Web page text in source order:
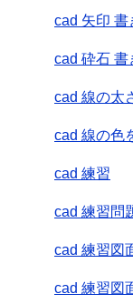
cad 矢印 書
cad 砕石 書
cad 線の太
cad 線の色
cad 練習
cad 練習問
cad 練習図
cad 練習図